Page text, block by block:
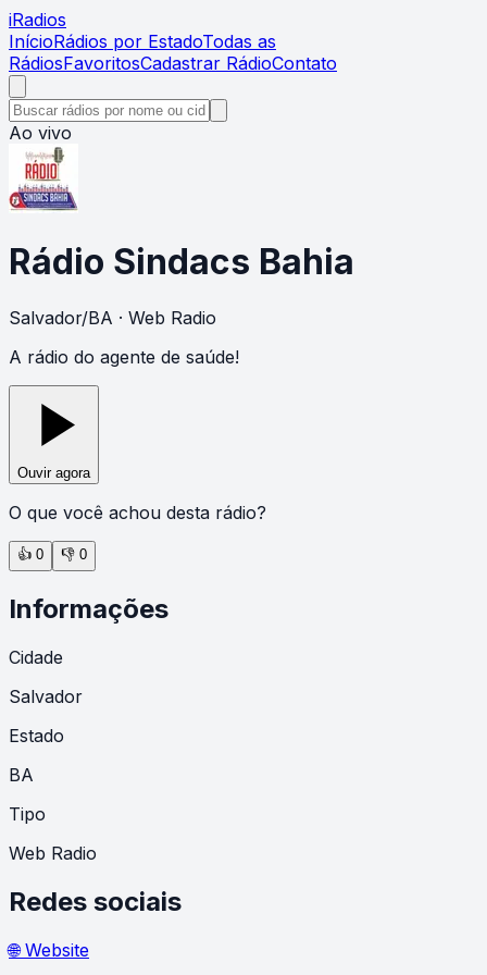
iRadios
InícioRádios por EstadoTodas as
RádiosFavoritosCadastrar RádioContato
Ao vivo
Rádio Sindacs Bahia
Salvador/BA · Web Radio
A rádio do agente de saúde!
Ouvir agora
O que você achou desta rádio?
👍 0 👎 0
Informações
Cidade
Salvador
Estado
BA
Tipo
Web Radio
Redes sociais
🌐 Website